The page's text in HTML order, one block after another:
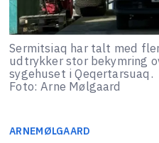
Sermitsiaq har talt med
udtrykker stor bekymring
sygehuset i Qeqertarsuaq.
Foto: Arne Mølgaard
ARNEMØLGAARD